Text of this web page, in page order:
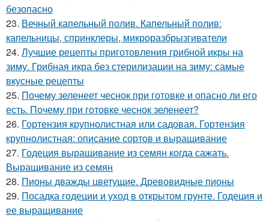
безопасно
23. Вечный капельный полив. Капельный полив:
капельницы, спринклеры, микроразбрызгиватели
24. Лучшие рецепты приготовления грибной икры на
зиму. Грибная икра без стерилизации на зиму: самые
вкусные рецепты
25. Почему зеленеет чеснок при готовке и опасно ли его
есть. Почему при готовке чеснок зеленеет?
26. Гортензия крупнолистная или садовая. Гортензия
крупнолистная: описание сортов и выращивание
27. Годеция выращивание из семян когда сажать.
Выращивание из семян
28. Пионы дважды цветущие. Древовидные пионы
29. Посадка годеции и уход в открытом грунте. Годеция и
ее выращивание